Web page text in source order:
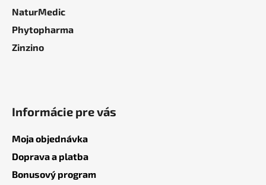
NaturMedic
Phytopharma
Zinzino
Informácie pre vás
Moja objednávka
Doprava a platba
Bonusový program